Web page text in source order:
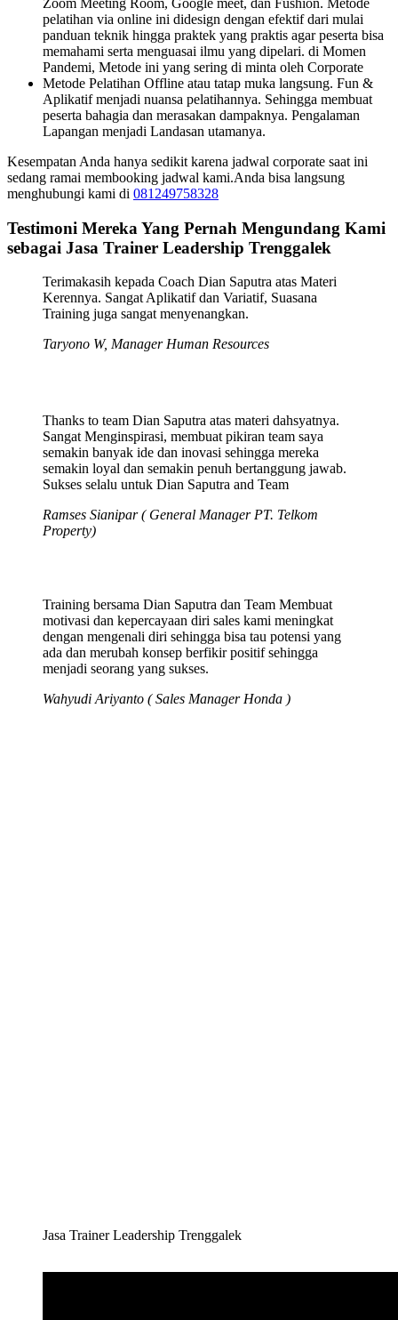
pelatihan via online ini didesign dengan efektif dari mulai
panduan teknik hingga praktek yang praktis agar peserta bisa
memahami serta menguasai ilmu yang dipelari. di Momen
Pandemi, Metode ini yang sering di minta oleh Corporate
Metode Pelatihan Offline atau tatap muka langsung. Fun &
Aplikatif menjadi nuansa pelatihannya. Sehingga membuat
peserta bahagia dan merasakan dampaknya. Pengalaman
Lapangan menjadi Landasan utamanya.
Kesempatan Anda hanya sedikit karena jadwal corporate saat ini
sedang ramai membooking jadwal kami.Anda bisa langsung
menghubungi kami di 081249758328
Testimoni Mereka Yang Pernah Mengundang Kami
sebagai Jasa Trainer Leadership Trenggalek
Terimakasih kepada Coach Dian Saputra atas Materi
Kerennya. Sangat Aplikatif dan Variatif, Suasana
Training juga sangat menyenangkan.
Taryono W, Manager Human Resources
Thanks to team Dian Saputra atas materi dahsyatnya.
Sangat Menginspirasi, membuat pikiran team saya
semakin banyak ide dan inovasi sehingga mereka
semakin loyal dan semakin penuh bertanggung jawab.
Sukses selalu untuk Dian Saputra and Team
Ramses Sianipar ( General Manager PT. Telkom
Property)
Training bersama Dian Saputra dan Team Membuat
motivasi dan kepercayaan diri sales kami meningkat
dengan mengenali diri sehingga bisa tau potensi yang
ada dan merubah konsep berfikir positif sehingga
menjadi seorang yang sukses.
Wahyudi Ariyanto ( Sales Manager Honda )
Jasa Trainer Leadership Trenggalek